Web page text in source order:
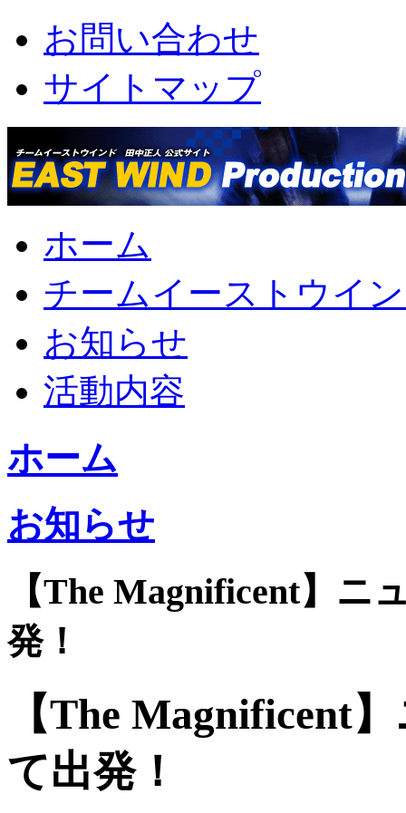
お問い合わせ
サイトマップ
ホーム
チームイーストウイ
お知らせ
活動内容
ホーム
お知らせ
【The Magnificent】ニ
発！
【The Magnificent
て出発！